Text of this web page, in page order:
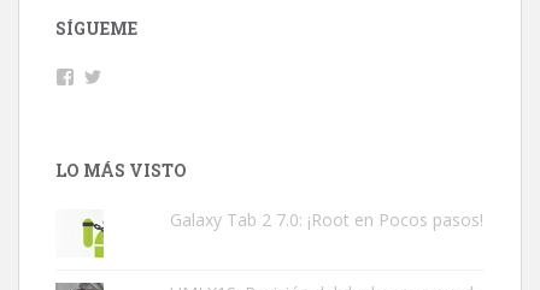
SÍGUEME
Facebook
LO MÁS VISTO
Galaxy Tab 2 7.0: ¡Root en Pocos pasos!